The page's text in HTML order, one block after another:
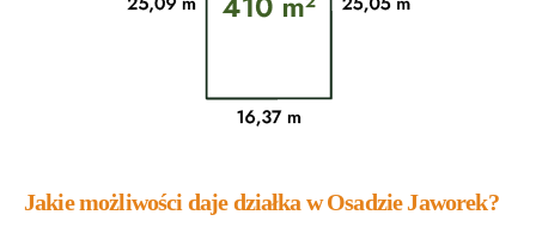
Jakie możliwości daje działka w Osadzie Jaworek?